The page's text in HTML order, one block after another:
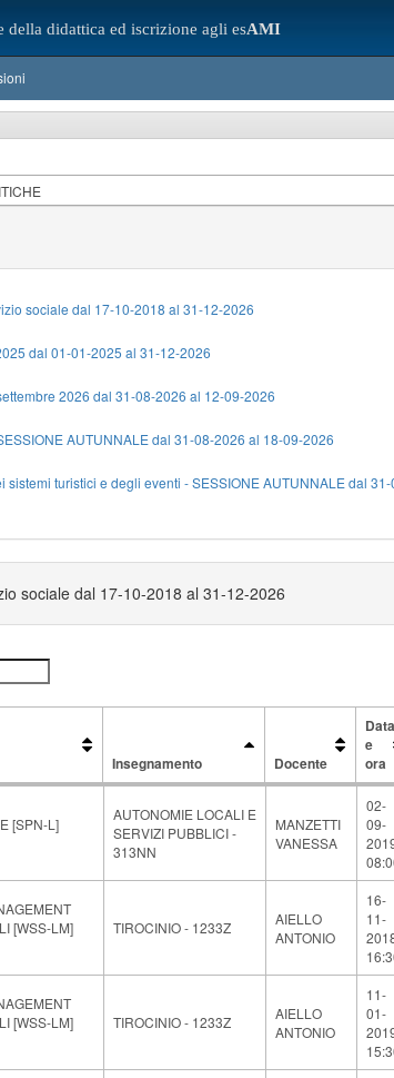
della didattica ed iscrizione agli esAMI
sociale dal 17-10-2018 al 31-12-2026
dal 01-01-2025 al 31-12-2026
2026 dal 31-08-2026 al 12-09-2026
AUTUNNALE dal 31-08-2026 al 18-09-2026
sistemi turistici e degli eventi - SESSIONE AUTUNNALE dal
sociale dal 17-10-2018 al 31-12-2026
Insegnamento Docente
Data
e
ora
e
ora
[SPN-L]
AUTONOMIE LOCALI E
SERVIZI PUBBLICI -
313NN
MANZETTI
VANESSA
02-
09-
[WSS-LM]
TIROCINIO - 1233Z
AIELLO
ANTONIO
16-
11-
[WSS-LM]
TIROCINIO - 1233Z
AIELLO
ANTONIO
11-
01-